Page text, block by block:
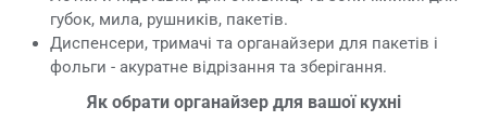
губок, мила, рушників, пакетів.
Диспенсери, тримачі та органайзери для пакетів і
фольги - акуратне відрізання та зберігання.
Як обрати органайзер для вашої кухні